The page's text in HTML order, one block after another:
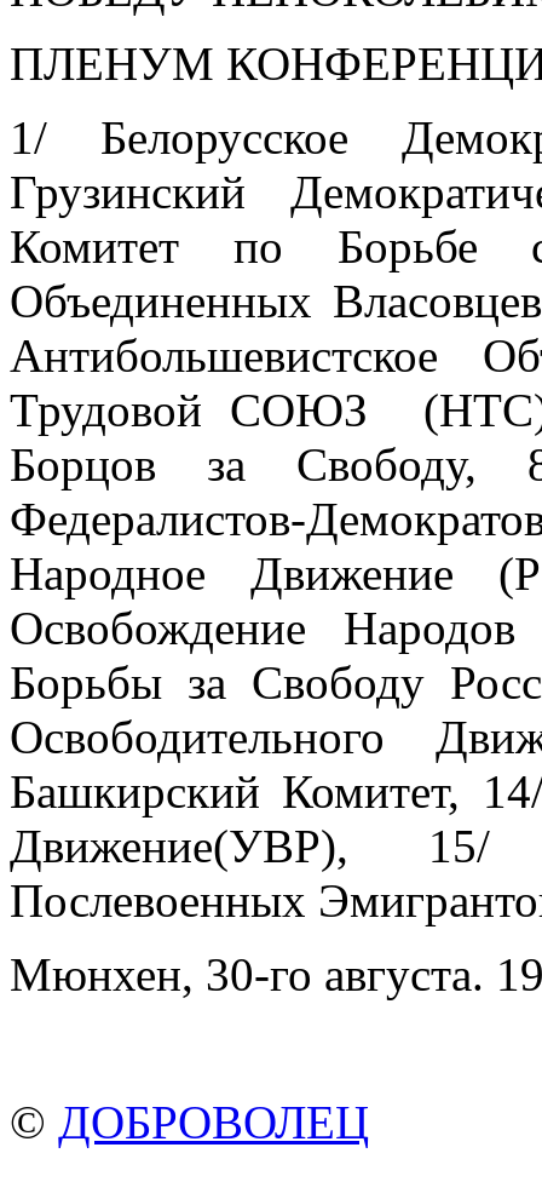
ПЛЕНУМ
1/ Белорусское
Грузинский
Комитет по Борьбе
Объединенных
Антибольшевистское
Трудовой СОЮЗ (НТС),
Бор­цов за Свободу,
Федералистов-
Народное Движение
Освобождение
Борьбы за Свободу
Освободительного
Башкирский Комитет,
Движение(УВР), 15/
Послевоенных
Мюнхен, 30-го августа.
© ДОБРОВОЛЕЦ